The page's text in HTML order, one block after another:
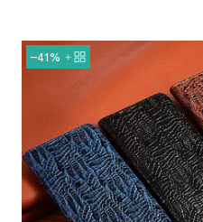
–41%